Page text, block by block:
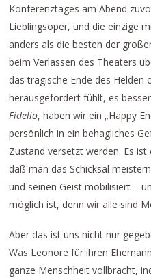
Konferenztages am Abend
Lieblingsoper, und die einzige
anders als die besten der
beim Verlassen des Theaters
das tragische Ende des Helden
herausgefordert fühlt, es
Fidelio, haben wir ein „Happy
persönlich in ein behagliches
Zustand versetzt werden. Es
daß man das Schicksal
und seinen Geist mobilisiert –
möglich ist, denn wir alle sind
Aber das ist uns nicht nur
Was Leonore für ihren
ganze Menschheit vollbracht,